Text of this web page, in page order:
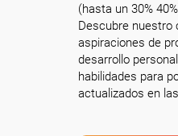
(hasta un 30%
Descubre nuestro
aspiraciones de
desarrollo
habilidades para
actualizados en